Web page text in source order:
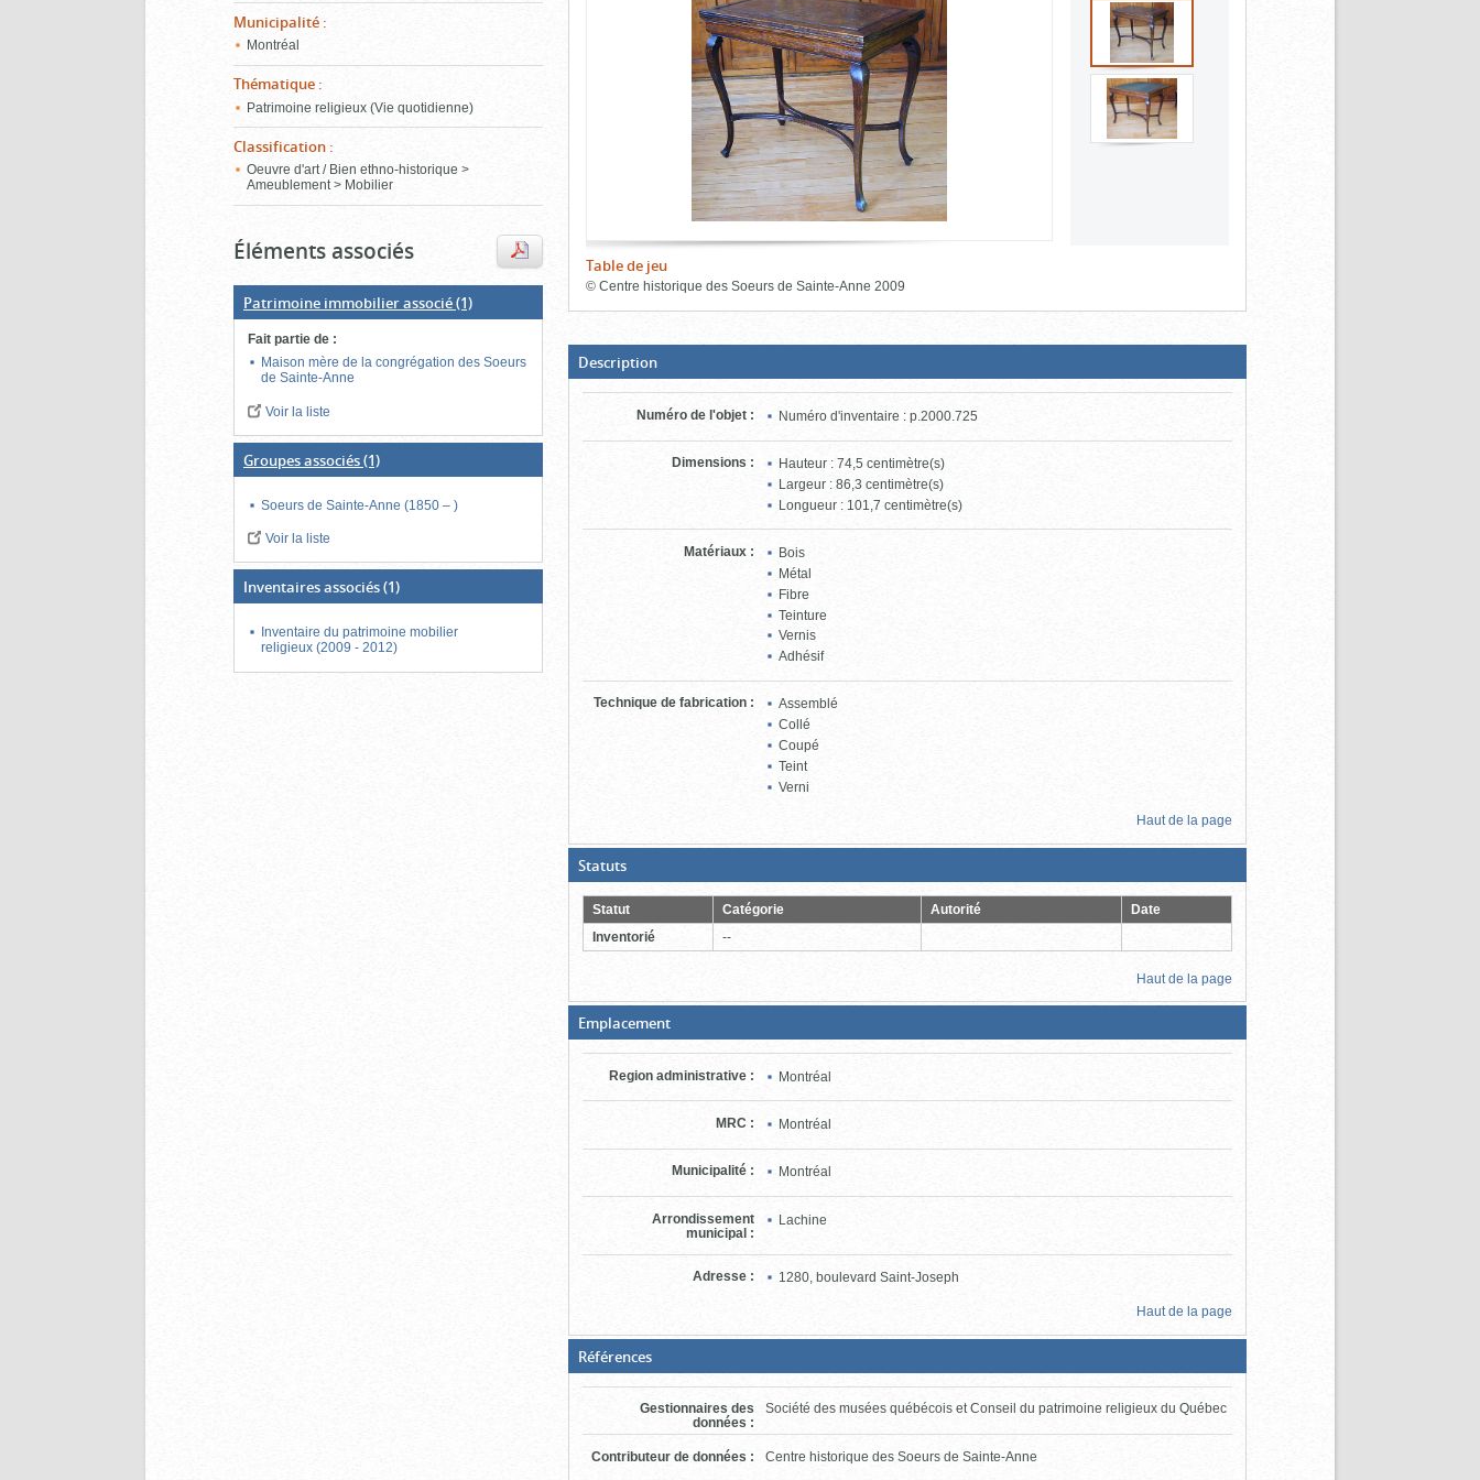
Municipalité :
Montréal
Thématique :
Patrimoine religieux (Vie quotidienne)
Classification :
Oeuvre d'art / Bien ethno-historique >
Ameublement > Mobilier
Éléments associés
Patrimoine immobilier associé(1)
Fait partie de :
Maison mère de la congrégation des Soeurs
de Sainte-Anne
Voir la liste
Groupes associés(1)
Soeurs de Sainte-Anne (1850 – )
Voir la liste
Inventaires associés(1)
Inventaire du patrimoine mobilier
religieux (2009 - 2012)
contenu)
Table de jeu
© Centre historique des Soeurs de Sainte-Anne 2009
bloc
d'onglets
Description(Boite
ouverte,
cliquer
pour
fermer)
Numéro de l'objet : Numéro d'inventaire : p.2000.725
Dimensions :
Hauteur : 74,5 centimètre(s)
Largeur : 86,3 centimètre(s)
Longueur : 101,7 centimètre(s)
Matériaux :
Bois
Métal
Fibre
Teinture
Vernis
Adhésif
Technique de fabrication :
Assemblé
Collé
Coupé
Teint
Verni
Haut de la page
Statuts(Boite
ouverte,
cliquer
pour
fermer)
Statut Catégorie Autorité
Date
Inventorié
--
Haut de la page
Emplacement(Boite
fermée,
cliquer
pour
ouvrir)
Region administrative : Montréal
MRC : Montréal
Municipalité : Montréal
Arrondissement
municipal :
Lachine
Adresse : 1280, boulevard Saint-Joseph
Haut de la page
Références(Boite
fermée,
cliquer
pour
ouvrir)
Gestionnaires des
données :
Société des musées québécois et Conseil du patrimoine religieux du Québec
Contributeur de données : Centre historique des Soeurs de Sainte-Anne